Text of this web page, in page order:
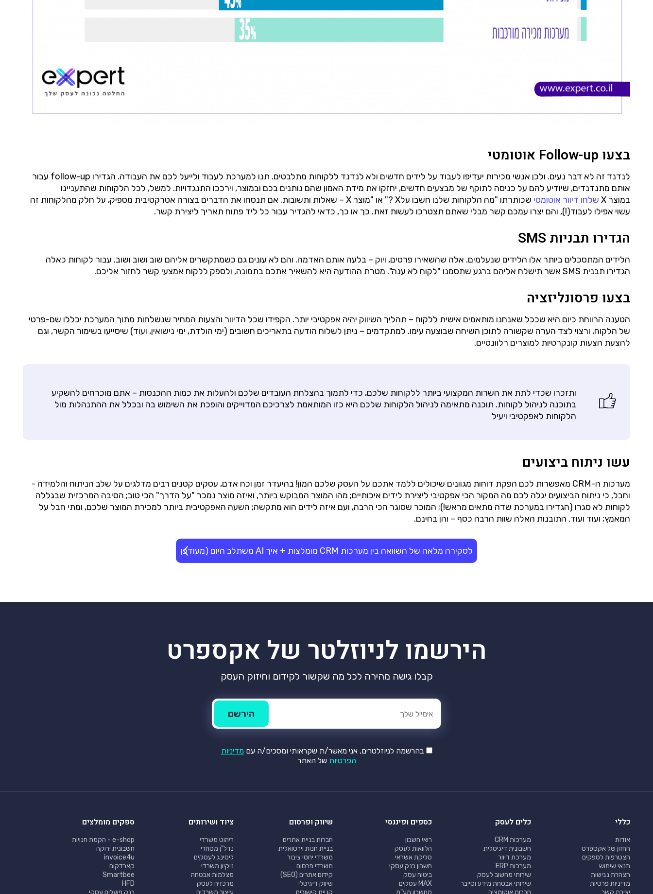
בצעו Follow-up אוטומטי
לנדנד זה לא דבר נעים. ולכן אנשי מכירות יעדיפו לעבוד על לידים חדשים ולא לנדנד ללקוחות מתלבטים. תנו למערכת לעבוד ולייעל לכם את העבודה. הגדירו follow-up עבור
אותם מתנדנדים, שיודיע להם על כניסה לתוקף של מבצעים חדשים, יחזקו את מידת האמון שהם נותנים בכם ובמוצר, וירככו התנגדויות. למשל, לכל הלקוחות שהתעניינו
במוצר X
שלחו דיוור אוטומטי
שכותרתו "מה הלקוחות שלנו חשבו עלX ?" או "מוצר X – שאלות ותשובות. אם תנסחו את הדברים בצורה אטרקטיבית מספיק, על חלק מהלקוחות זה
עשוי אפילו לעבוד(!), והם יצרו עמכם קשר מבלי שאתם תצטרכו לעשות זאת. כך או כך, כדאי להגדיר עבור כל ליד פתוח תאריך ליצירת קשר.
הגדירו תבניות SMS
הלידים המתסכלים ביותר אלו הלידים שנעלמים. אלה שהשאירו פרטים, ויוק – בלעה אותם האדמה. והם לא עונים גם כשמתקשרים אליהם שוב ושוב ושוב. עבור לקוחות כאלה
הגדירו תבנית SMS אשר תישלח אליהם ברגע שתסמנו "לקוח לא ענה". מטרת ההודעה היא להשאיר אתכם בתמונה, ולספק ללקוח אמצעי קשר לחזור אליכם.
בצעו פרסונליזציה
הטענה הרווחת כיום היא שככל שאנחנו מותאמים אישית ללקוח – תהליך השיווק יהיה אפקטיבי יותר. הקפידו שכל הדיוור והצעות המחיר שנשלחות מתוך המערכת יכללו שם-פרטי
של הלקוח, ורצוי לצד הערה שקשורה לתוכן השיחה שבוצעה עימו. למתקדמים – ניתן לשלוח הודעה בתאריכים חשובים (ימי הולדת, ימי נישואין, ועוד) שיסייעו בשימור הקשר, וגם
להצעת הצעות קונקרטיות למוצרים רלוונטיים.
ותזכרו שכדי לתת את השרות המקצועי ביותר ללקוחות שלכם, כדי לתמוך בהצלחת העובדים שלכם ולהעלות את כמות ההכנסות – אתם מוכרחים להשקיע
בתוכנה לניהול לקוחות. תוכנה מתאימה לניהול הלקוחות שלכם היא כזו המותאמת לצרכיכם המדוייקים והופכת את השימוש בה ובכלל את ההתנהלות מול
הלקוחות לאפקטיבי ויעיל
עשו ניתוח ביצועים
מערכות ה-CRM מאפשרות לכם הפקת דוחות מגוונים שיכולים ללמד אתכם על העסק שלכם המון! בהיעדר זמן וכח אדם, עסקים קטנים רבים מדלגים על שלב הניתוח והלמידה -
וחבל, כי ניתוח הביצועים יגלה לכם מה המקור הכי אפקטיבי ליצירת לידים איכותיים; מהו המוצר המבוקש ביותר, ואיזה מוצר נמכר "על הדרך" הכי טוב; הסיבה המרכזית שבגללה
לקוחות לא סגרו (הגדירו במערכת שדה מתאים מראש!); המוכר שסוגר הכי הרבה, ועם איזה לידים הוא מתקשה; השעה האפקטיבית ביותר למכירת המוצר שלכם, ומתי חבל על
המאמץ; ועוד ועוד. התובנות האלה שוות הרבה כסף – והן בחינם.
לסקירה מלאה של השוואה בין מערכות CRM מומלצות + איך AI משתלב היום (מעודכן
הירשמו לניוזלטר של אקספרט
קבלו גישה מהירה לכל מה שקשור לקידום וחיזוק העסק
בהרשמה לניוזלטרים, אני מאשר/ת שקראותי ומסכים/ה עם מדיניות
הפרטיות של האתר
כללי
אודות
החזון של אקספרט
הצטרפות לספקים
תנאי שימוש
הצהרת נגישות
מדיניות פרטיות
יצירת קשר
כלים לעסק
מערכות CRM
חשבונית דיגיטלית
מערכת דיוור
מערכות ERP
שירותי מחשוב לעסק
שירותי אבטחת מידע וסייבר
חברות אוטומציה
כספים ופיננסי
רואי חשבון
הלוואות לעסק
סליקת אשראי
חשבון בנק עסקי
ביטוח עסק
MAX עסקים
מחשבון מע"מ
שיווק ופרסום
חברות בניית אתרים
בניית חנות וירטואלית
משרדי יחסי ציבור
משרדי פרסום
קידום אתרים (SEO)
שיווק דיגיטלי
קניית קישורים
ציוד ושירותים
ריהוט משרדי
נדל"ן מסחרי
ליסינג לעסקים
ניקיון משרדי
מצלמות אבטחה
מרכזיה לעסק
עיצוב משרדים
ספקים מומלצים
e-shop - הקמת חנויות
חשבונית ירוקה
invoice4u
קארדקום
Smartbee
HFD
בנק פועלים עסקי